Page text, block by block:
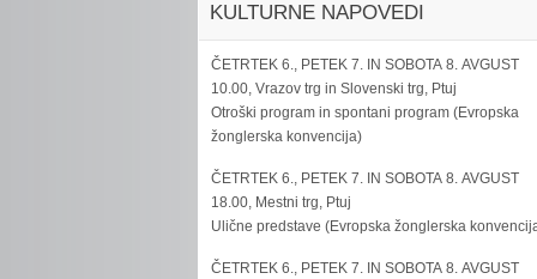
KULTURNE NAPOVEDI
ČETRTEK 6., PETEK 7. IN SOBOTA 8. AVGUST
10.00, Vrazov trg in Slovenski trg, Ptuj
Otroški program in spontani program (Evropska
žonglerska konvencija)
ČETRTEK 6., PETEK 7. IN SOBOTA 8. AVGUST
18.00, Mestni trg, Ptuj
Ulične predstave (Evropska žonglerska
ČETRTEK 6., PETEK 7. IN SOBOTA 8. AVGUST